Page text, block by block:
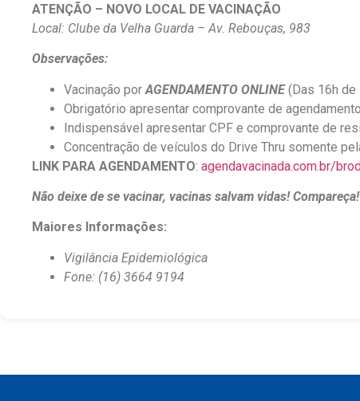
ATENÇÃO – NOVO LOCAL DE VACINAÇÃO
Local: Clube da Velha Guarda – Av. Rebouças, 983
Observações:
Vacinação por AGENDAMENTO ONLINE(Das 16h
Obrigatório apresentar comprovante de
Indispensável apresentar CPF e comprovante de
Concentração de veículos do Drive Thru somente
LINK PARA AGENDAMENTO: agendavacinada.com.br/
Não deixe de se vacinar, vacinas salvam vidas! Compareça!
Maiores Informações:
Vigilância Epidemiológica
Fone: (16) 3664 9194